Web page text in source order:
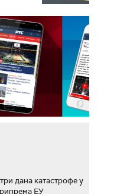
дана катастрофе у
ЕУ